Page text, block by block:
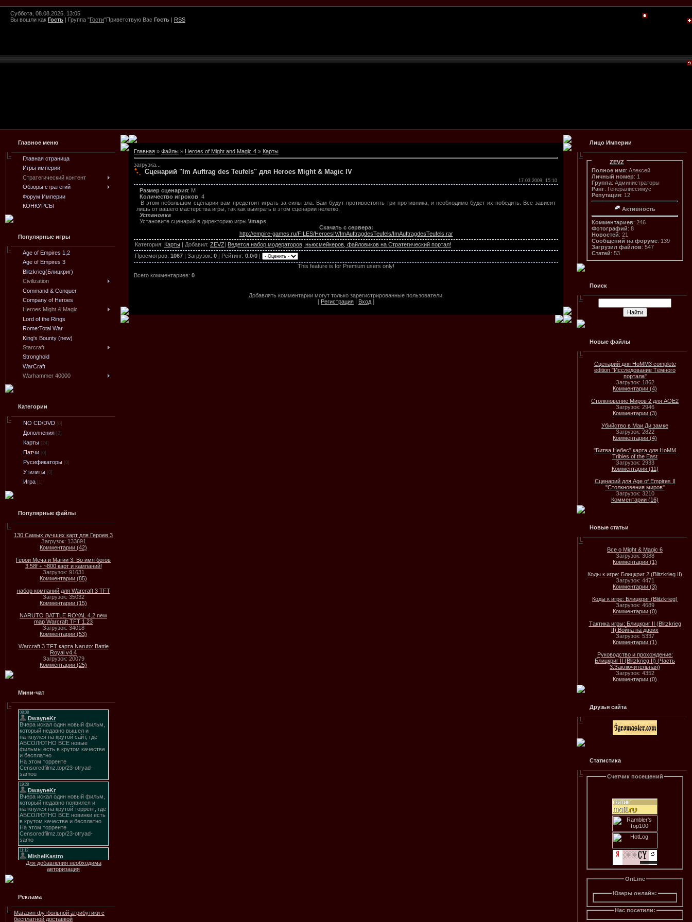
Суббота, 08.08.2026, 13:05
Вы вошли как Гость | Группа "Гости"Приветствую Вас Гость | RSS
Главное меню
Главная страница
Игры империи
Стратегический контент
Обзоры стратегий
Форум Империи
КОНКУРСЫ
Популярные игры
Age of Empires 1,2
Age of Empires 3
Blitzkrieg(Блицкриг)
Civilization
Command & Conquer
Company of Heroes
Heroes Might & Magic
Lord of the Rings
Rome:Total War
King's Bounty (new)
Starcraft
Stronghold
WarCraft
Warhammer 40000
Категории
NO CD/DVD [0]
Дополнения [2]
Карты [24]
Патчи [0]
Русификаторы [0]
Утилиты [0]
Игра [1]
Популярные файлы
130 Самых лучших карт для Героев 3
Загрузок: 133691
Комментарии (42)
Герои Меча и Магии 3: Во имя богов
3.58f + ~800 карт и кампаний!
Загрузок: 91631
Комментарии (85)
набор компаний для Warcraft 3 TFT
Загрузок: 35032
Комментарии (15)
NARUTO BATTLE ROYAL 4.2 new
map Warcraft TFT 1.23
Загрузок: 34018
Комментарии (53)
Warcraft 3 TFT карта Naruto: Battle
Royal v4.4
Загрузок: 20079
Комментарии (25)
Мини-чат
Для добавления необходима
авторизация
Реклама
Магазин футбольной атрибутики с
бесплатной доставкой
Главная » Файлы » Heroes of Might and Magic 4 » Карты
загрузка...
Сценарий "Im Auftrag des Teufels" для Heroes Might & Magic IV
17.03.2009, 15:10
Размер сценария: M
Количество игроков: 4
В этом небольшом сценарии вам предстоит играть за силы зла. Вам будут противостоять три противника, и необходимо будет их победить. Все зависит
лишь от вашего мастерства игры, так как выиграть в этом сценарии нелегко.
Установка
Установите сценарий в директорию игры \\maps
Скачать с сервера:
http://empire-games.ru/FILES/HeroesIV/ImAuftragdesTeufels/ImAuftragdesTeufels.rar
Категория: Карты | Добавил: ZEVZ| Ведется набор модераторов, ньюсмейкеров, файловиков на Стратегический портал!
Просмотров: 1067 | Загрузок: 0 | Рейтинг: 0.0/0 |
This feature is for Premium users only!
Всего комментариев: 0
Добавлять комментарии могут только зарегистрированные пользователи.
[ Регистрация | Вход ]
Лицо Империи
ZEVZ
Полное имя: Алексей
Личный номер: 1
Группа: Администраторы
Ранг: Генералиссимус
Репутация: 12
Активность
Комментариев: 246
Фотографий: 8
Новостей: 21
Сообщений на форуме: 139
Загрузил файлов: 547
Статей: 53
Поиск
Новые файлы
Сценарий для HoMM3 complete
edition "Исследование Тёмного
портала"
Загрузок: 1862
Комментарии (4)
Столкновение Миров 2 для AOE2
Загрузок: 2946
Комментарии (3)
Убийство в Маи Ди замке
Загрузок: 2822
Комментарии (4)
"Битва Небес" карта для HoMM
Tribies of the East
Загрузок: 2933
Комментарии (11)
Сценарий для Age of Empires II
"Столкновения миров"
Загрузок: 3210
Комментарии (16)
Новые статьи
Все о Might & Magic 6
Загрузок: 3088
Комментарии (1)
Коды к игре: Блицкриг 2 (Blitzkrieg II)
Загрузок: 4471
Комментарии (3)
Коды к игре: Блицкриг (Blitzkrieg)
Загрузок: 4689
Комментарии (0)
Тактика игры: Блицкриг II (Blitzkrieg
II).Война на двоих
Загрузок: 5337
Комментарии (1)
Руководство и прохождение:
Блицкриг II (Blitzkrieg II) (Часть
3.Заключительная)
Загрузок: 4352
Комментарии (0)
Друзья сайта
Статистика
Счетчик посещений
OnLine
Юзеры онлайн:
Нас посетили: